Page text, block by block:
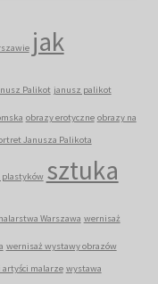
jak
Palikot janusz palikot
obrazy erotyczne obrazy na
Janusza Palikota
plastyków sztuka
Warszawa wernisaż
wernisaż wystawy obrazów
artyści malarze wystawa